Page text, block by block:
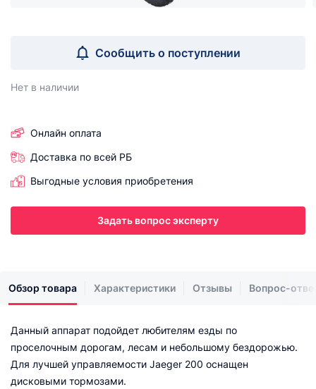
Сообщить о поступлении
Нет в наличии
Онлайн оплата
Доставка по всей РБ
Выгодные условия приобретения
Задать вопрос эксперту
Обзор товара Характеристики Отзывы Вопрос-
Данный аппарат подойдет любителям езды по
проселочным дорогам, лесам и небольшому бездорожью.
Для лучшей управляемости Jaeger 200 оснащен
дисковыми тормозами.